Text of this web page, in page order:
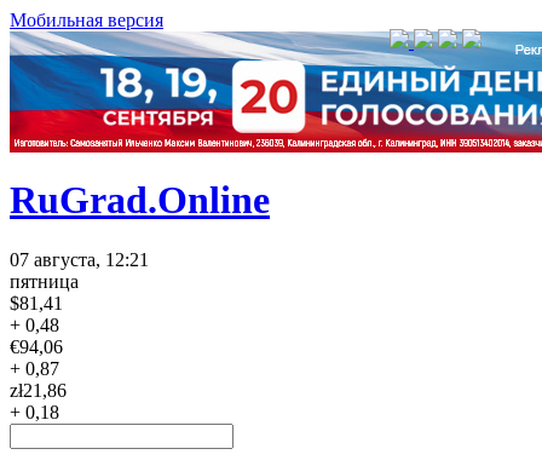
Мобильная версия
RuGrad.Online
07 августа, 12:21
пятница
$81,41
+ 0,48
€94,06
+ 0,87
zł21,86
+ 0,18